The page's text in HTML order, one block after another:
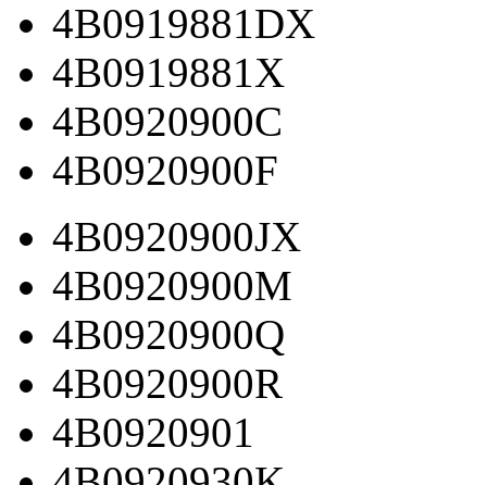
4B0919881DX
4B0919881X
4B0920900C
4B0920900F
4B0920900JX
4B0920900M
4B0920900Q
4B0920900R
4B0920901